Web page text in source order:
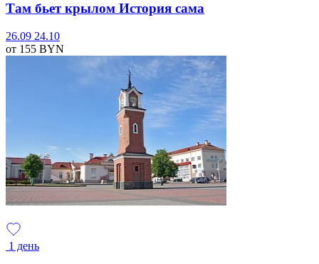
Там бьет крылом История сама
26.09 24.10
от 155 BYN
1 день